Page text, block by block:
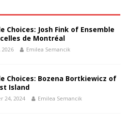
Choices: Josh Fink of Ensemble
de Montréal
2026 Emilea Semancik
Choices: Bozena Bortkiewicz of
Island
24, 2024 Emilea Semancik